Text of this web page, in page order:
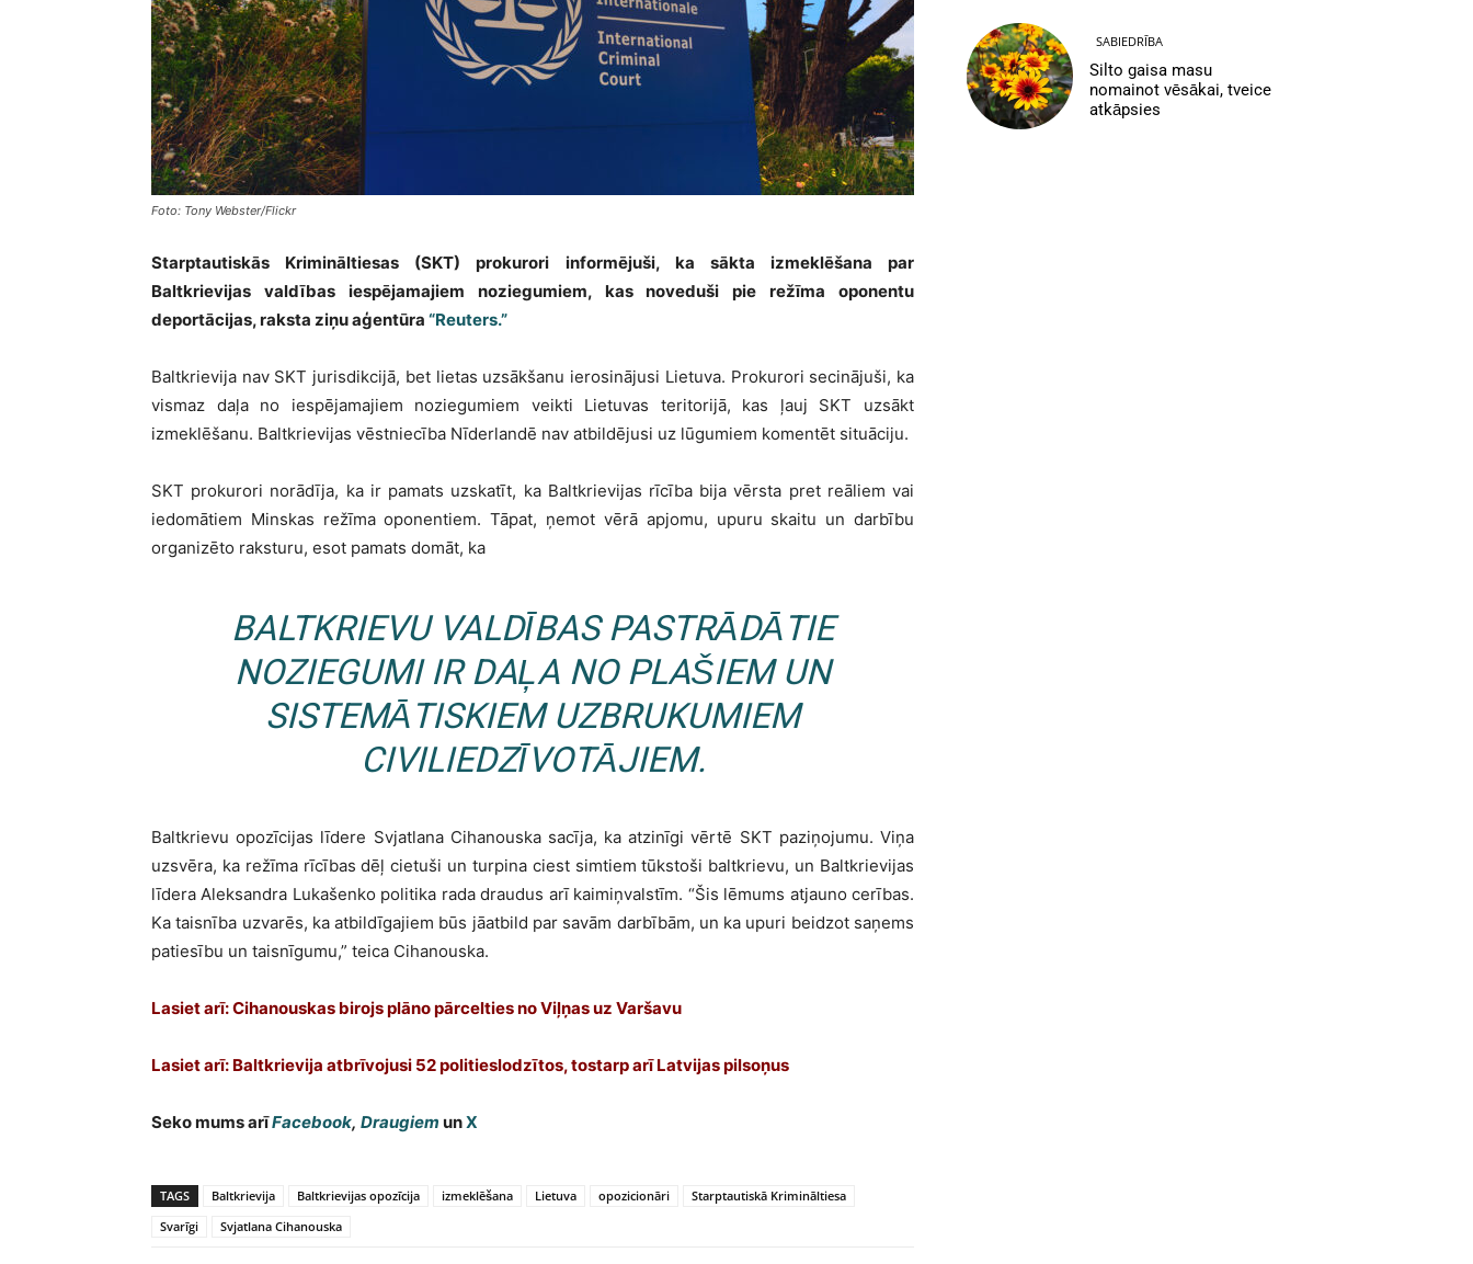
Foto: Tony Webster/Flickr
Starptautiskās Krimināltiesas (SKT) prokurori informējuši, ka sākta izmeklēšana par
Baltkrievijas valdības iespējamajiem noziegumiem, kas noveduši pie režīma oponentu
deportācijas, raksta ziņu aģentūra “Reuters.”
Baltkrievija nav SKT jurisdikcijā, bet lietas uzsākšanu ierosinājusi Lietuva. Prokurori secinājuši, ka
vismaz daļa no iespējamajiem noziegumiem veikti Lietuvas teritorijā, kas ļauj SKT uzsākt
izmeklēšanu. Baltkrievijas vēstniecība Nīderlandē nav atbildējusi uz lūgumiem komentēt situāciju.
SKT prokurori norādīja, ka ir pamats uzskatīt, ka Baltkrievijas rīcība bija vērsta pret reāliem vai
iedomātiem Minskas režīma oponentiem. Tāpat, ņemot vērā apjomu, upuru skaitu un darbību
organizēto raksturu, esot pamats domāt, ka
BALTKRIEVU VALDĪBAS PASTRĀDĀTIE
NOZIEGUMI IR DAĻA NO PLAŠIEM UN
SISTEMĀTISKIEM UZBRUKUMIEM
CIVILIEDZĪVOTĀJIEM.
Baltkrievu opozīcijas līdere Svjatlana Cihanouska sacīja, ka atzinīgi vērtē SKT paziņojumu. Viņa
uzsvēra, ka režīma rīcības dēļ cietuši un turpina ciest simtiem tūkstoši baltkrievu, un Baltkrievijas
līdera Aleksandra Lukašenko politika rada draudus arī kaimiņvalstīm. “Šis lēmums atjauno cerības.
Ka taisnība uzvarēs, ka atbildīgajiem būs jāatbild par savām darbībām, un ka upuri beidzot saņems
patiesību un taisnīgumu,” teica Cihanouska.
Lasiet arī: Cihanouskas birojs plāno pārcelties no Viļņas uz Varšavu
Lasiet arī: Baltkrievija atbrīvojusi 52 politieslodzītos, tostarp arī Latvijas pilsoņus
Seko mums arīFacebook, Draugiem unX
TAGS Baltkrievija Baltkrievijas opozīcija izmeklēšana Lietuva opozicionāri
Starptautiskā Krimināltiesa
Svarīgi
Svjatlana Cihanouska
SABIEDRĪBA
Silto gaisa masu
nomainot vēsākai, tveice
atkāpsies